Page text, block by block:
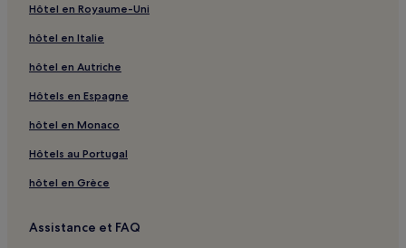
Plage Cala Macarella : Appart’hôtels
Plage Cala Macarella : hôtels 4 étoiles
Plage Cala Macarella : Hôtels d’affaires à proximité
Plage Cala Macarella : Hôtels familiaux à proximité
Plage Cala Macarella : Hôtels avec spa à proximité
Plage Cala Mica : Maison d’hôtes
Hôtel en Royaume-Uni
hôtel en Italie
hôtel en Autriche
Hôtels en Espagne
hôtel en Monaco
Hôtels au Portugal
hôtel en Grèce
Assistance et FAQ